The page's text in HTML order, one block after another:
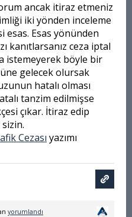
ancak itiraz etmeniz
iki yönden inceleme
esas. Esas yönünden
kanıtlarsanız ceza iptal
istemeyerek böyle bir
gelecek olursak
hatalı olması
tanzim edilmişse
çıkar. İtiraz edip
Cezası yazımı
yorumlandı